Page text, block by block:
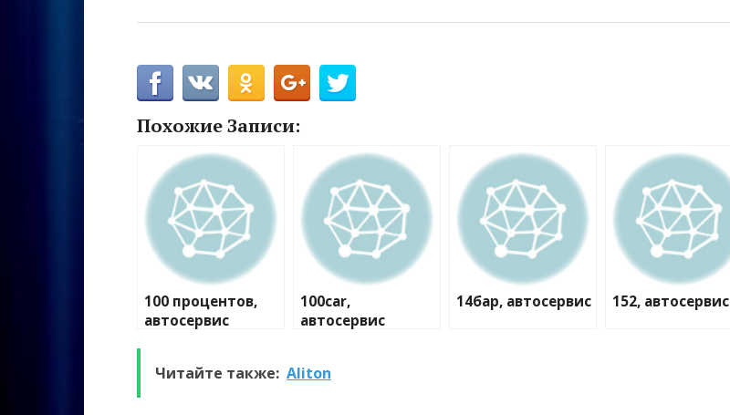
Похожие Записи:
100 процентов,
автосервис
100car,
автосервис
14бар, автосервис 152, автосервис
Читайте также: Aliton